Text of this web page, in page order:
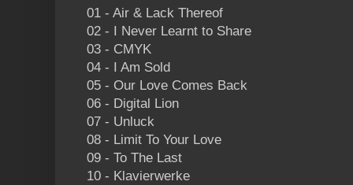
01 - Air & Lack Thereof
02 - I Never Learnt to Share
03 - CMYK
04 - I Am Sold
05 - Our Love Comes Back
06 - Digital Lion
07 - Unluck
08 - Limit To Your Love
09 - To The Last
10 - Klavierwerke